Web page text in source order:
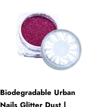
Biodegradable Urban